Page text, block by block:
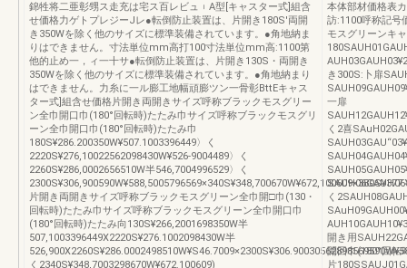
錦牲将二亜彰甥ス走充は宅ス百レビュ︲A型[キャスター式]組含
せ価格力ゲトプレジーJレ●転倒防止装置は、片開き180S'両開
き350Wを除く他のサイズに標準装備されています。●角地納ま
りはできません。寸法単位mm高打100寸法単位mm高:1100第
他的止め一，ィ一十サ●転倒防止装置は、片開き130S・両開き
350Wを除く他のサイズに標準装備されています。●角地納まり
はできません。力糸に一ル膨工地幅頑膨ツン一骨彰BttEキャス
ター式]組含せ価格片開き両開きサイズ呼称ブラックモスグリー
ン全巾開口巾(180°回転時)たたみ巾サイズ呼称ブラックモスグリ
ーン全巾開口巾(180°回転時)たたみ巾
180S¥286.200350W¥507.1003396449〉く
2220S¥276,10022562098430W¥526‐9004489〉く
2260S¥286,0002656510W半546,7004996529〉く
片開き両開きサイズ呼称ブラックモスグリーン全巾開□巾(130・
回転時)たたみ巾サイズ呼称ブラックモスグリーン全巾開口巾
(180°回転時)たたみ向130S¥266,2001698350W半
507,1003396449X2220S¥276.1002098430W半
く2340S¥348,7003298670W¥672.100609)
本体部材価格表
訪:1100呼称記号
モスグリーンキ
き300S:卜扉
一扉
く2喜
く
開き用
開回巾(180°回転
片